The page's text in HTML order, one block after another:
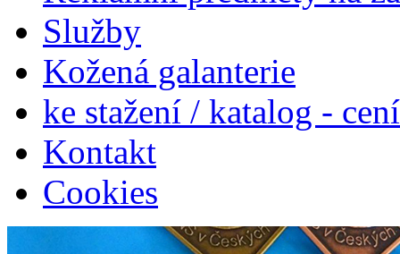
Služby
Kožená galanterie
ke stažení / katalog -
Kontakt
Cookies